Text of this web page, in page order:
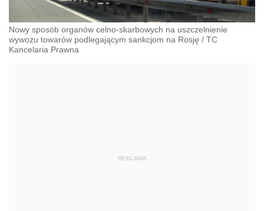
Nowy sposób organów celno-skarbowych na uszczelnienie
wywozu towarów podlegającym sankcjom na Rosję / TC
Kancelaria Prawna